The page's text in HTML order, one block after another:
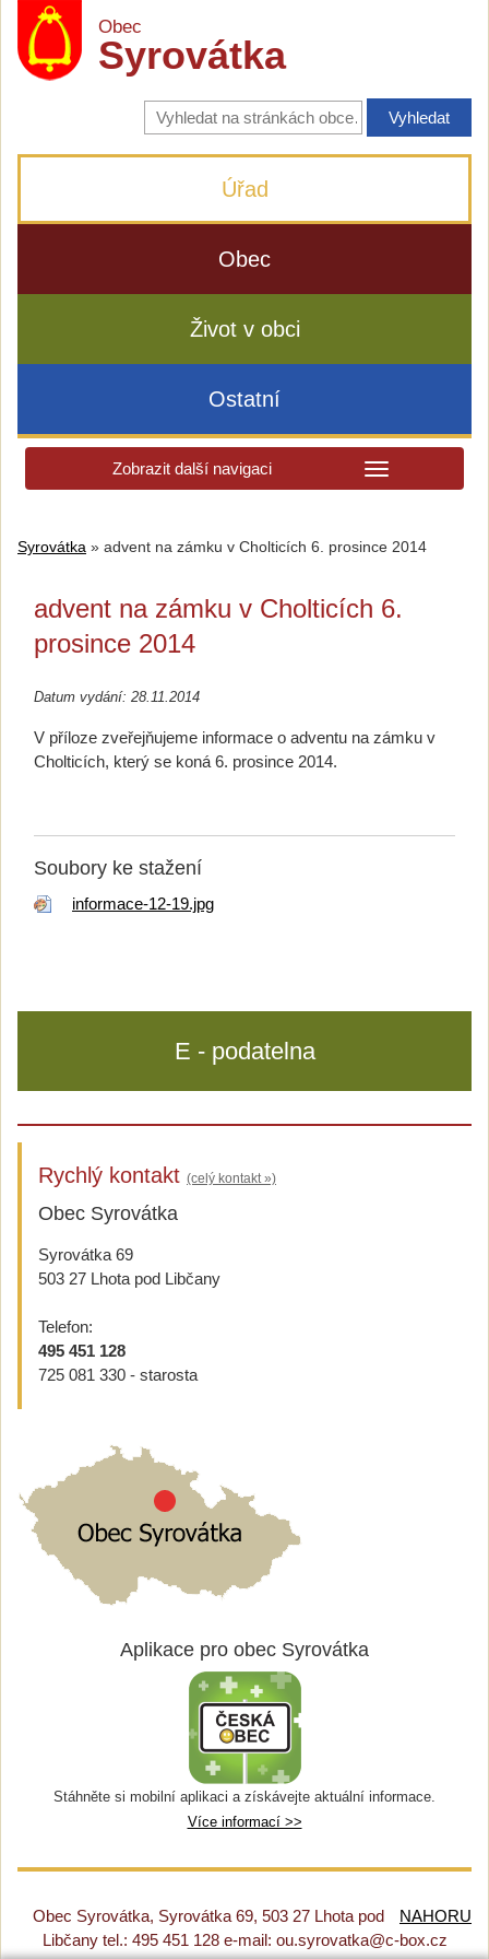
Obec
Syrovátka
Vyhledávání
na
stránkách
Úřad
Obec
Život v obci
Ostatní
Zobrazit další navigaci
Syrovátka » advent na zámku v Cholticích 6. prosince 2014
advent na zámku v Cholticích 6.
prosince 2014
Datum vydání: 28.11.2014
V příloze zveřejňujeme informace o adventu na zámku v
Cholticích, který se koná 6. prosince 2014.
Soubory ke stažení
informace-12-19.jpg
E - podatelna
Rychlý kontakt (celý kontakt »)
Obec Syrovátka
Syrovátka 69
503 27 Lhota pod Libčany
Telefon:
495 451 128
725 081 330 - starosta
Aplikace pro obec Syrovátka
Stáhněte si mobilní aplikaci a získávejte aktuální informace.
Více informací >>
NAHORU
Obec Syrovátka, Syrovátka 69, 503 27 Lhota pod
Libčany tel.: 495 451 128 e-mail: ou.syrovatka@c-box.cz